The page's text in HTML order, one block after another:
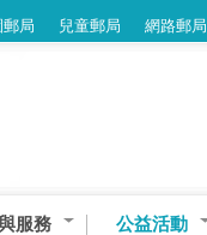
局 兒童郵局 網路郵局
服務 公益活動